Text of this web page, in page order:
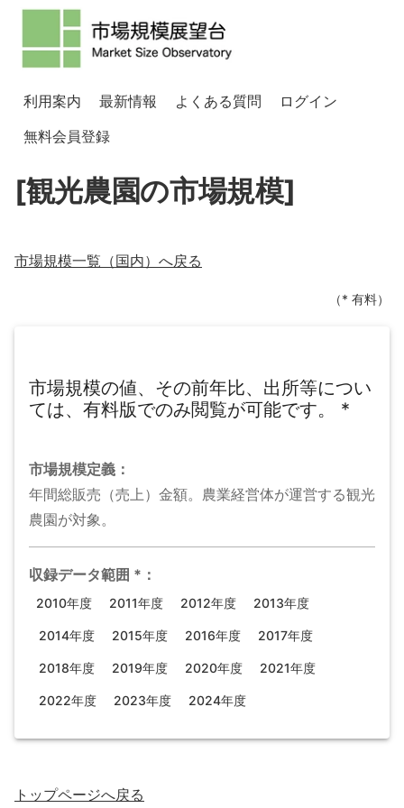
利用案内 最新情報 よくある質問
ログイン
無料会員登録
[観光農園の市場規模]
市場規模一覧（国内）へ戻る
（* 有料）
市場規模の値、その前年比、出所等につい
ては、有料版でのみ閲覧が可能です。
*
市場規模定義：
年間総販売（売上）金額。農業経営体が運営する観光
農園が対象。
収録データ範囲 * ：
2010年度 2011年度 2012年度 2013年度
2014年度 2015年度 2016年度 2017年度
2018年度 2019年度 2020年度 2021年度
2022年度 2023年度 2024年度
トップページへ戻る